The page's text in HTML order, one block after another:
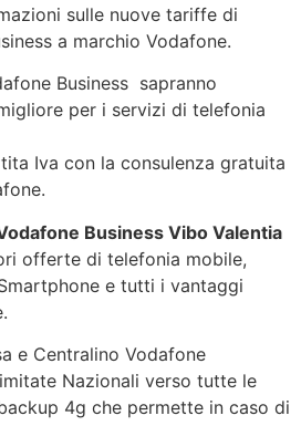
sulle nuove tariffe di
a marchio Vodafone.
Business sapranno
per i servizi di telefonia
Iva con la consulenza gratuita
Business Vibo Valentia
offerte di telefonia mobile,
e tutti i vantaggi
e Centralino Vodafone
Nazionali verso tutte le
4g che permette in caso di